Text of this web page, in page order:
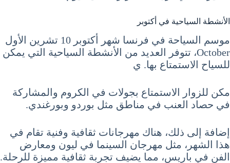
الأنشطة السياحية في أكتوبر
موسم السياحة في فرنسا شهر أكتوبر 10 تشرين الأول
October، تتوفر العديد من الأنشطة السياحية التي يمكن
للسياح الاستمتاع بها. ي
مكن للزوار الاستمتاع بجولات في الكروم والمشاركة
في حصاد العنب في مناطق مثل بوردو وبورغندي.
إضافة إلى ذلك، هناك مهرجانات ثقافية وفنية تقام في
هذا الشهر، مثل مهرجان السينما في ليون ومعارض
الفن في باريس، مما يضيف تجربة ثقافية مميزة للرحلة.